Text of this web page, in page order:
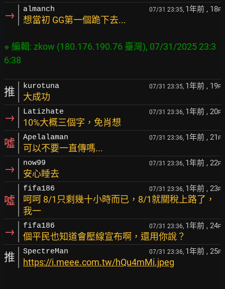
→ almanch 07/31 23:35, 1年前 , 18F
想當初 GG第一個跪下去...
※ 編輯: zkow (180.176.190.76 臺灣), 07/31/2025 23:3
推 kurotuna 07/31 23:35, 1年前 , 19F
大成功
→ Latizhate 07/31 23:36, 1年前 , 20F
10%大概三個字，免肖想
噓 Apelalaman 07/31 23:36, 1年前 , 21 F
可以不要一直傳嗎...
→ now99 07/31 23:36, 1年前 , 22F
安心睡去
噓
fifa186 07/31 23:36, 1年前 , 23F
呵呵 8/1只剩幾十小時而已，8/1就關稅上路了，
我一
→ fifa186 07/31 23:36, 1年前 , 24F
個平民也知道會壓線宣布啊，還用你說？
推 SpectreMan 07/31 23:36, 1年前 , 25F
https://i.meee.com.tw/hQu4mMi.jpeg